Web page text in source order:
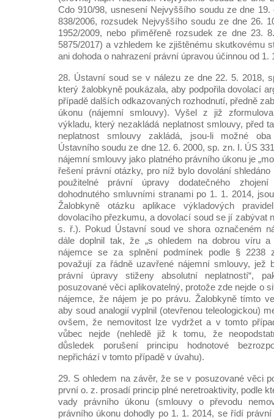
Cdo 910/98, usnesení Nejvyššího soudu ze dne
838/2006, rozsudek Nejvyššího soudu ze dne 26.
1952/2009, nebo přiměřeně rozsudek ze dne 23.
5875/2017) a vzhledem ke zjištěnému skutkovému
ani dohoda o nahrazení právní úpravou účinnou od 1.
28. Ústavní soud se v nálezu ze dne 22. 5. 2018,
který žalobkyně poukázala, aby podpořila dovolací
případě dalších odkazovaných rozhodnutí, předně
úkonu (nájemní smlouvy). Vyšel z již
výkladu, který nezakládá neplatnost smlouvy, před
neplatnost smlouvy zakládá, jsou-li možné
Ústavního soudu ze dne 12. 6. 2000, sp. zn. I. ÚS
nájemní smlouvy jako platného právního úkonu je
řešení právní otázky, pro níž bylo dovolání
použitelné právní úpravy dodatečného
dohodnutého smluvními stranami po 1. 1. 2014,
Žalobkyně otázku aplikace výkladových
dovolacího přezkumu, a dovolací soud se jí zabývat
s. ř.). Pokud Ústavní soud ve shora označeném
dále doplnil tak, že „s ohledem na dobrou víru a
nájemce se za splnění podmínek podle § 2238
považují za řádně uzavřené nájemní smlouvy, jež
právní úpravy stiženy absolutní neplatností“,
posuzované věci aplikovatelný, protože zde nejde o
nájemce, že nájem je po právu. Žalobkyně tímto
aby soud analogií vyplnil (otevřenou teleologickou)
ovšem, že nemovitost lze vydržet a v tomto
vůbec nejde (nehledě již k tomu, že
důsledek porušení principu hodnotové
nepřichází v tomto případě v úvahu).
29. S ohledem na závěr, že se v posuzované věci
první o. z. prosadí princip plné neretroaktivity, podle
vady právního úkonu (smlouvy o převodu
právního úkonu dohodly po 1. 1. 2014, se řídí